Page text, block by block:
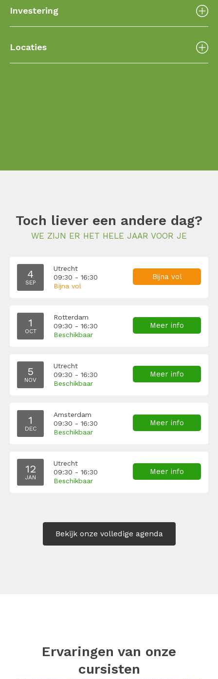
Investering
Locaties
Toch liever een andere dag?
WE ZIJN ER HET HELE JAAR VOOR JE
4
SEP
Utrecht
09:30 - 16:30
Bijna vol
Bijna vol
1
OCT
Rotterdam
09:30 - 16:30
Beschikbaar
Meer info
5
NOV
Utrecht
09:30 - 16:30
Beschikbaar
Meer info
1
DEC
Amsterdam
09:30 - 16:30
Beschikbaar
Meer info
12
JAN
Utrecht
09:30 - 16:30
Beschikbaar
Meer info
Bekijk onze volledige agenda
Ervaringen van onze
cursisten